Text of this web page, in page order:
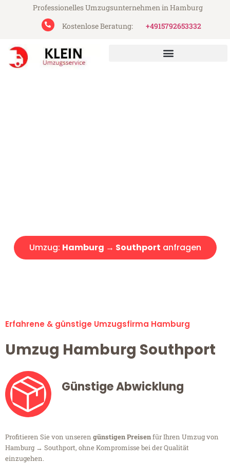
Professionelles Umzugsunternehmen in Hamburg
Kostenlose Beratung:
+4915792653332
Umzug: Hamburg → Southport anfragen
Erfahrene & günstige Umzugsfirma Hamburg
Umzug Hamburg Southport
Günstige Abwicklung
Profitieren Sie von unseren günstigen Preisenfür Ihren Umzug von
Hamburg → Southport, ohne Kompromisse bei der Qualität
einzugehen.